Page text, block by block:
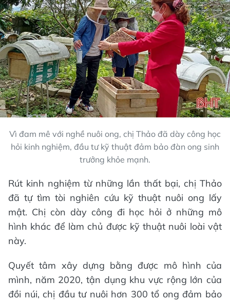
Vì đam mê với nghề nuôi ong, chị Thảo đã dày công học
hỏi kinh nghiệm, đầu tư kỹ thuật đảm bảo đàn ong sinh
trưởng khỏe mạnh.
Rút kinh nghiệm từ những lần thất bại, chị Thảo
đã tự tìm tòi nghiên cứu kỹ thuật nuôi ong lấy
mật. Chị còn dày công đi học hỏi ở những mô
hình khác để làm chủ được kỹ thuật nuôi loài vật
này.
Quyết tâm xây dựng bằng được mô hình của
mình, năm 2020, tận dụng khu vực rộng lớn của
đồi núi, chị đầu tư nuôi hơn 300 tổ ong đảm bảo